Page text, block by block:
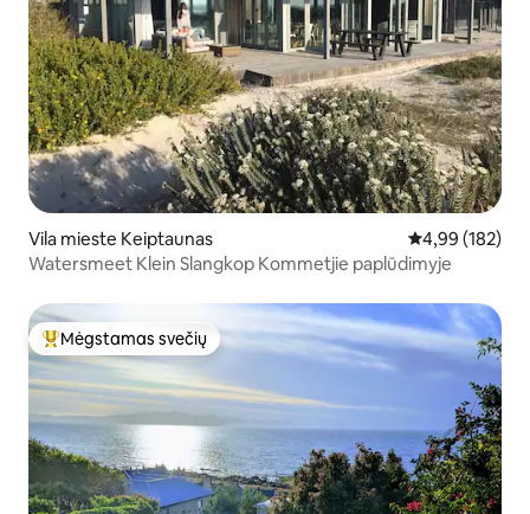
Vila mieste Keiptaunas Vidutinis
4,99 (182)
Watersmeet Klein Slangkop Kommetjie paplūdimyje
Svečių mėgstamiausias
Mėgstamas svečių